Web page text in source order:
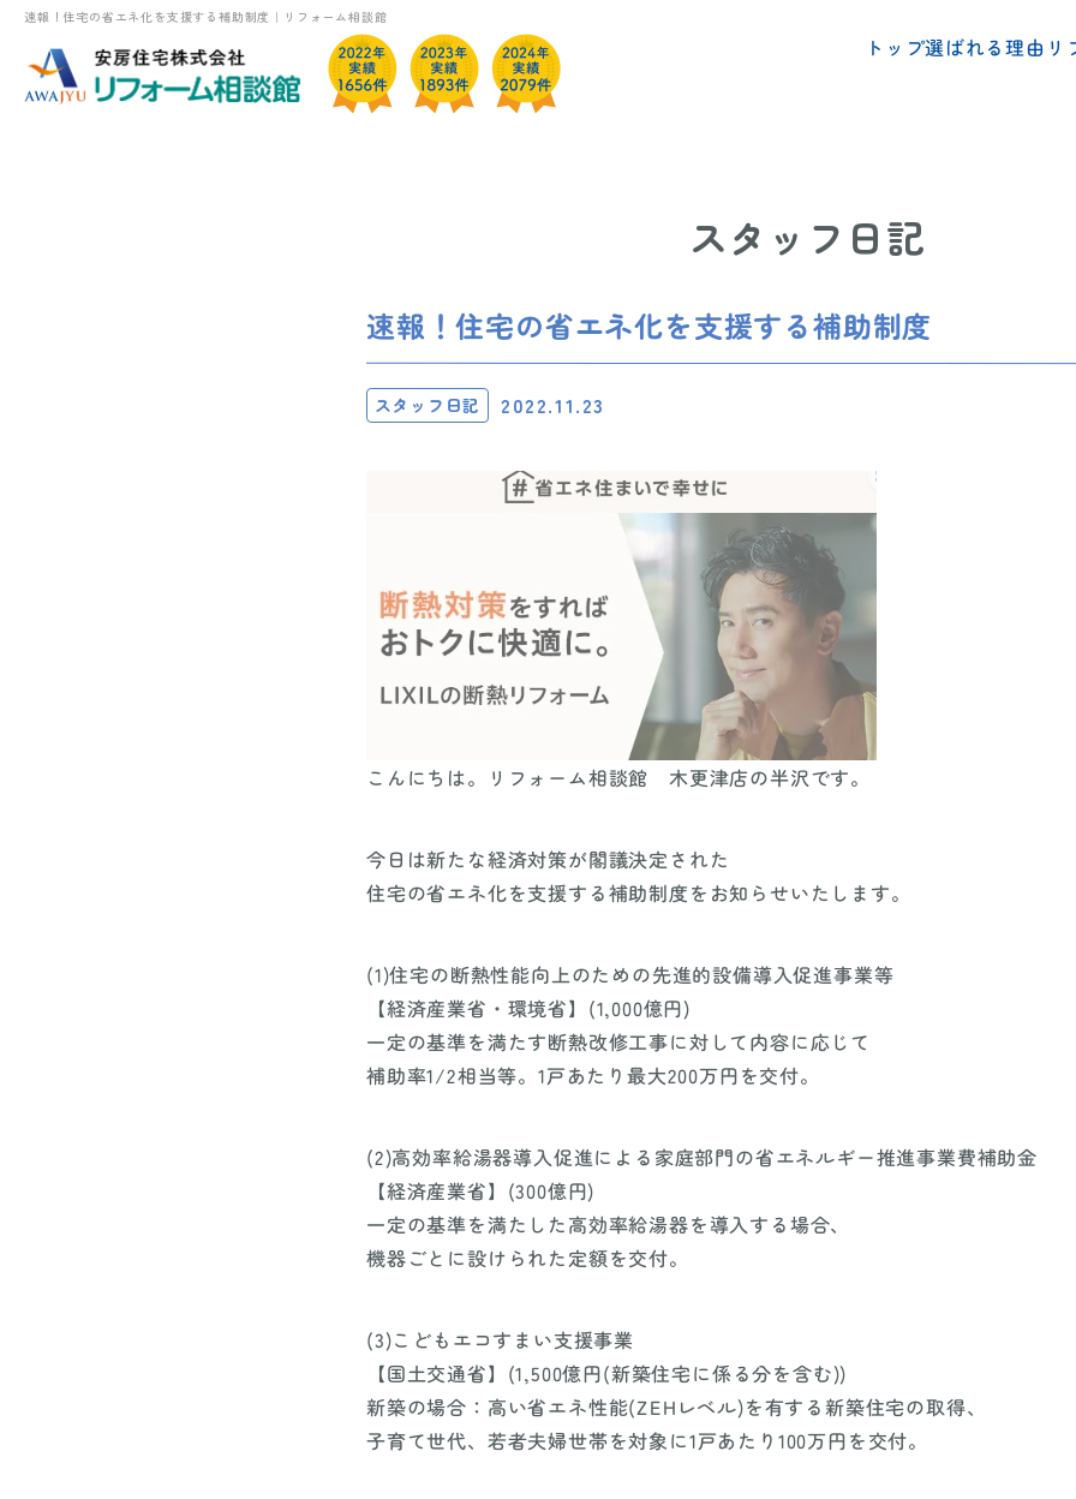
速報！住宅の省エネ化を支援する補助制度｜リフォーム相談館
トップ選ばれる理由 リ
スタッフ日記
速報！住宅の省エネ化を支援する補助制度
スタッフ日記 2022.11.23
こんにちは。リフォーム相談館 木更津店の半沢です。
今日は新たな経済対策が閣議決定された
住宅の省エネ化を支援する補助制度をお知らせいたします。
(1)住宅の断熱性能向上のための先進的設備導入促進事業等
【経済産業省・環境省】(1,000億円)
一定の基準を満たす断熱改修工事に対して内容に応じて
補助率1/2相当等。1戸あたり最大200万円を交付。
(2)高効率給湯器導入促進による家庭部門の省エネルギー推進事業費補助金
【経済産業省】(300億円)
一定の基準を満たした高効率給湯器を導入する場合、
機器ごとに設けられた定額を交付。
(3)こどもエコすまい支援事業
【国土交通省】(1,500億円(新築住宅に係る分を含む))
新築の場合：高い省エネ性能(ZEHレベル)を有する新築住宅の取得、
子育て世代、若者夫婦世帯を対象に1戸あたり100万円を交付。